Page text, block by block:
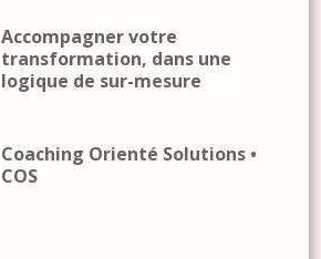
Accompagner votre
transformation, dans une
logique de sur-mesure
Coaching Orienté Solutions •
COS